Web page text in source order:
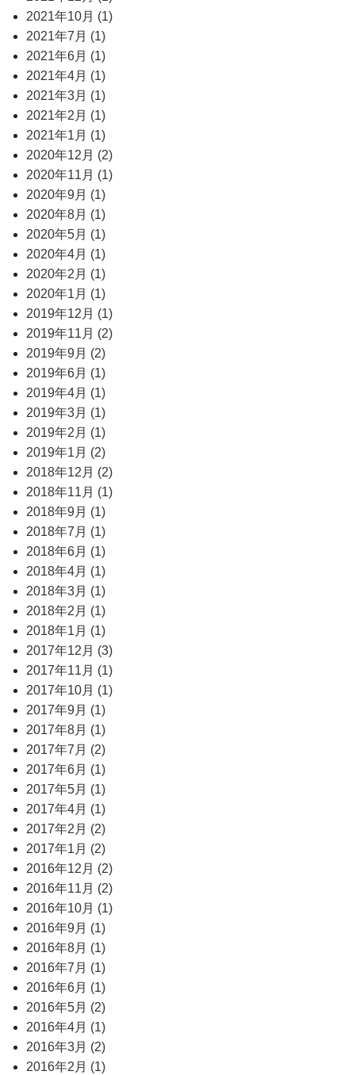
2021年10月 (1)
2021年7月 (1)
2021年6月 (1)
2021年4月 (1)
2021年3月 (1)
2021年2月 (1)
2021年1月 (1)
2020年12月 (2)
2020年11月 (1)
2020年9月 (1)
2020年8月 (1)
2020年5月 (1)
2020年4月 (1)
2020年2月 (1)
2020年1月 (1)
2019年12月 (1)
2019年11月 (2)
2019年9月 (2)
2019年6月 (1)
2019年4月 (1)
2019年3月 (1)
2019年2月 (1)
2019年1月 (2)
2018年12月 (2)
2018年11月 (1)
2018年9月 (1)
2018年7月 (1)
2018年6月 (1)
2018年4月 (1)
2018年3月 (1)
2018年2月 (1)
2018年1月 (1)
2017年12月 (3)
2017年11月 (1)
2017年10月 (1)
2017年9月 (1)
2017年8月 (1)
2017年7月 (2)
2017年6月 (1)
2017年5月 (1)
2017年4月 (1)
2017年2月 (2)
2017年1月 (2)
2016年12月 (2)
2016年11月 (2)
2016年10月 (1)
2016年9月 (1)
2016年8月 (1)
2016年7月 (1)
2016年6月 (1)
2016年5月 (2)
2016年4月 (1)
2016年3月 (2)
2016年2月 (1)